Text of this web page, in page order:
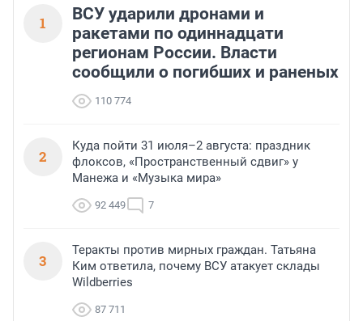
1
ВСУ ударили дронами и
ракетами по одиннадцати
регионам России. Власти
сообщили о погибших и раненых
110 774
2
Куда пойти 31 июля–2 августа: праздник
флоксов, «Пространственный сдвиг» у
Манежа и «Музыка мира»
92 449 7
3
Теракты против мирных граждан. Татьяна
Ким ответила, почему ВСУ атакует склады
Wildberries
87 711